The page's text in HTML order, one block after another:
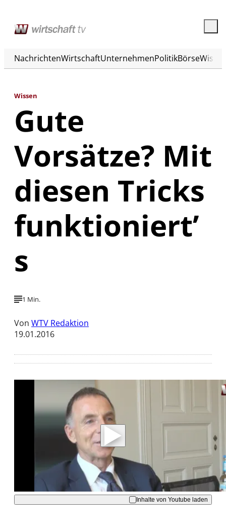
NachrichtenWirtschaftUnternehmenPolitikBörse
Wissen
Gute
Vorsätze? Mit
diesen Tricks
funktioniert’
s
1 Min.
Von WTV Redaktion
19.01.2016
Mit der Wiedergabe dieses Videos werden
Daten an Youtube übertragen.
Hinweise dazu erhalten Sie in der
Akzeptieren
Inhalte von Youtube laden